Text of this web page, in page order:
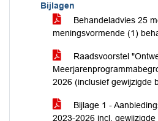
Bijlagen
Behandeladvies 25
meningsvormende (1)
Raadsvoorstel
2026 (inclusief gewijzigde
Bijlage 1 -
2023-2026 incl.